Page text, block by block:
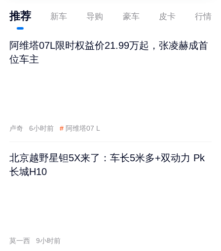
推荐 新车 导购 豪车 皮卡 行情
阿维塔07L限时权益价21.99万起，张凌赫成首
位车主
卢奇 6小时前 # 阿维塔07 L
北京越野星钽5X来了：车长5米多+双动力 Pk
长城H10
莫一西 9小时前